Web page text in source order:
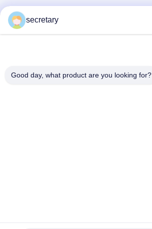
secretary
Good day, what product are you looking for?